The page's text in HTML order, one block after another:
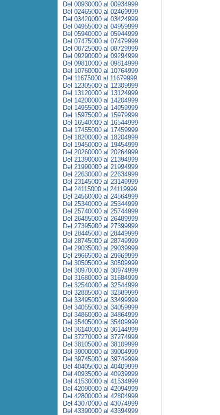
Del 00930000 al 00934999
Del 02465000 al 02469999
Del 03420000 al 03424999
Del 04955000 al 04959999
Del 05940000 al 05944999
Del 07475000 al 07479999
Del 08725000 al 08729999
Del 09290000 al 09294999
Del 09810000 al 09814999
Del 10760000 al 10764999
Del 11675000 al 11679999
Del 12305000 al 12309999
Del 13120000 al 13124999
Del 14200000 al 14204999
Del 14955000 al 14959999
Del 15975000 al 15979999
Del 16540000 al 16544999
Del 17455000 al 17459999
Del 18200000 al 18204999
Del 19450000 al 19454999
Del 20260000 al 20264999
Del 21390000 al 21394999
Del 21990000 al 21994999
Del 22630000 al 22634999
Del 23145000 al 23149999
Del 24115000 al 24119999
Del 24560000 al 24564999
Del 25340000 al 25344999
Del 25740000 al 25744999
Del 26485000 al 26489999
Del 27395000 al 27399999
Del 28445000 al 28449999
Del 28745000 al 28749999
Del 29035000 al 29039999
Del 29665000 al 29669999
Del 30505000 al 30509999
Del 30970000 al 30974999
Del 31680000 al 31684999
Del 32540000 al 32544999
Del 32885000 al 32889999
Del 33495000 al 33499999
Del 34055000 al 34059999
Del 34860000 al 34864999
Del 35405000 al 35409999
Del 36140000 al 36144999
Del 37270000 al 37274999
Del 38105000 al 38109999
Del 39000000 al 39004999
Del 39745000 al 39749999
Del 40405000 al 40409999
Del 40935000 al 40939999
Del 41530000 al 41534999
Del 42090000 al 42094999
Del 42800000 al 42804999
Del 43070000 al 43074999
Del 43390000 al 43394999